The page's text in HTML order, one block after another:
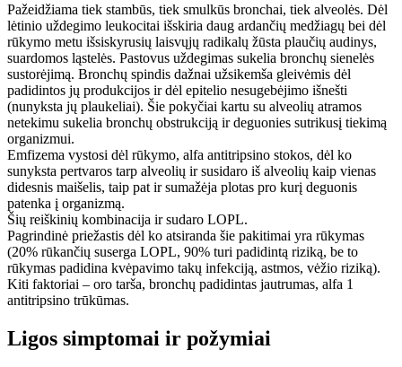
Pažeidžiama tiek stambūs, tiek smulkūs bronchai, tiek alveolės. Dėl
lėtinio uždegimo leukocitai išskiria daug ardančių medžiagų bei dėl
rūkymo metu išsiskyrusių laisvųjų radikalų žūsta plaučių audinys,
suardomos ląstelės. Pastovus uždegimas sukelia bronchų sienelės
sustorėjimą. Bronchų spindis dažnai užsikemša gleivėmis dėl
padidintos jų produkcijos ir dėl epitelio nesugebėjimo išnešti
(nunyksta jų plaukeliai). Šie pokyčiai kartu su alveolių atramos
netekimu sukelia bronchų obstrukciją ir deguonies sutrikusį tiekimą
organizmui.
Emfizema vystosi dėl rūkymo, alfa antitripsino stokos, dėl ko
sunyksta pertvaros tarp alveolių ir susidaro iš alveolių kaip vienas
didesnis maišelis, taip pat ir sumažėja plotas pro kurį deguonis
patenka į organizmą.
Šių reiškinių kombinacija ir sudaro LOPL.
Pagrindinė priežastis dėl ko atsiranda šie pakitimai yra rūkymas
(20% rūkančių suserga LOPL, 90% turi padidintą riziką, be to
rūkymas padidina kvėpavimo takų infekciją, astmos, vėžio riziką).
Kiti faktoriai – oro tarša, bronchų padidintas jautrumas, alfa 1
antitripsino trūkūmas.
Ligos simptomai ir požymiai